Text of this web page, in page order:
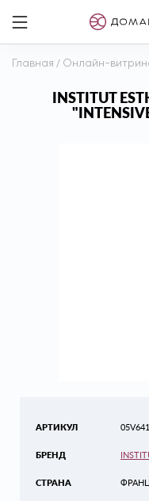
Главная / Онлайн-
INSTITUT
АРТИКУЛ
БРЕНД
СТРАНА